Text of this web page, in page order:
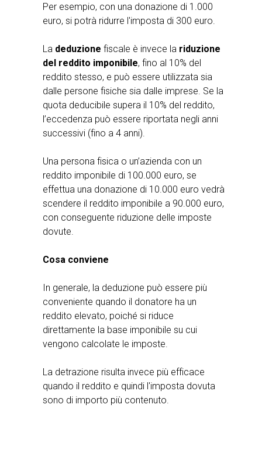
Per esempio, con una donazione di 1.000
euro, si potrà ridurre l'imposta di 300 euro.
La deduzionefiscale è invece la riduzione
del reddito imponibile, fino al 10% del
reddito stesso, e può essere utilizzata sia
dalle persone fisiche sia dalle imprese. Se la
quota deducibile supera il 10% del reddito,
l’eccedenza può essere riportata negli anni
successivi (fino a 4 anni).
Una persona fisica o un’azienda con un
reddito imponibile di 100.000 euro, se
effettua una donazione di 10.000 euro vedrà
scendere il reddito imponibile a 90.000 euro,
con conseguente riduzione delle imposte
dovute.
Cosa conviene
In generale, la deduzione può essere più
conveniente quando il donatore ha un
reddito elevato, poiché si riduce
direttamente la base imponibile su cui
vengono calcolate le imposte.
La detrazione risulta invece più efficace
quando il reddito e quindi l'imposta dovuta
sono di importo più contenuto.